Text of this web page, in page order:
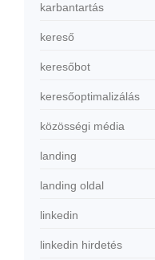
karbantartás
kereső
keresőbot
keresőoptimalizálás
közösségi média
landing
landing oldal
linkedin
linkedin hirdetés